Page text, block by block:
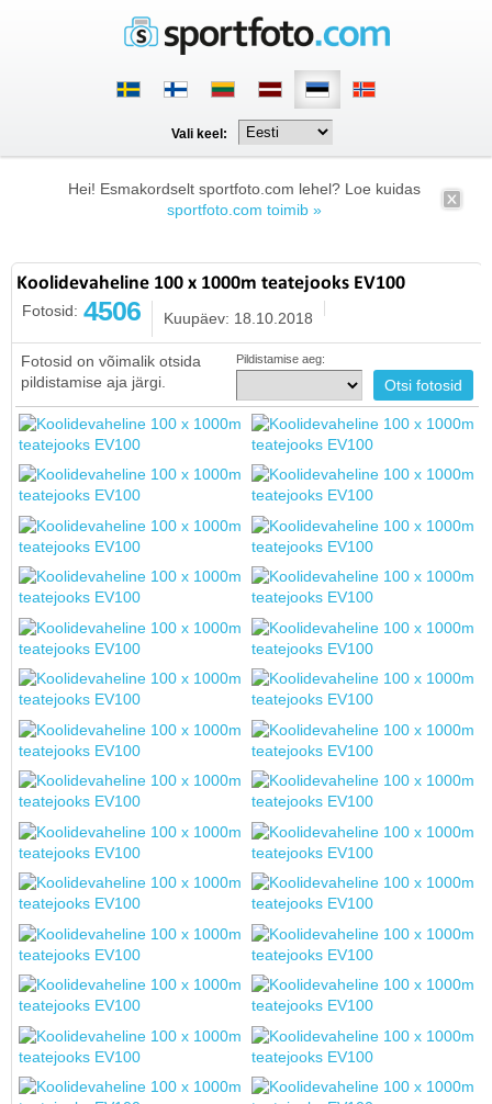
Vali keel:
Hei! Esmakordselt sportfoto.com lehel? Loe kuidas
sportfoto.com toimib »
Koolidevaheline 100 x 1000m teatejooks EV100
Fotosid: 4506 Kuupäev: 18.10.2018
Fotosid on võimalik otsida
pildistamise aja järgi.
Pildistamise aeg: